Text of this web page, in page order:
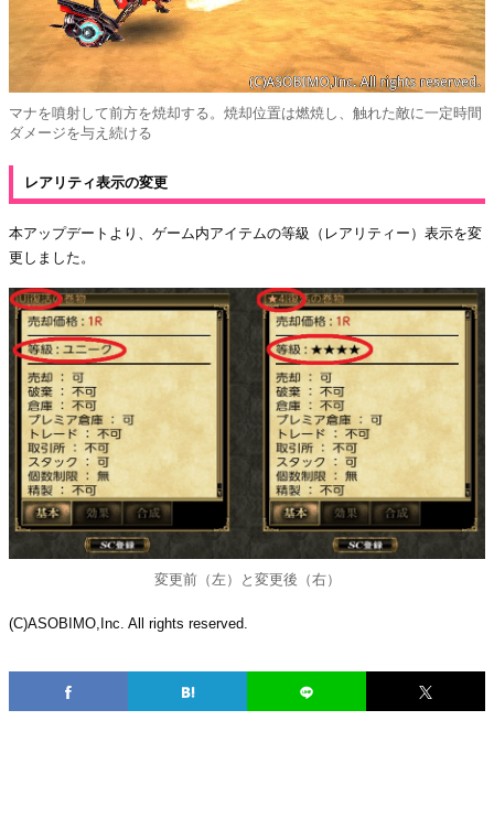
マナを噴射して前方を焼却する。焼却位置は燃焼し、触れた敵に一定時間
ダメージを与え続ける
レアリティ表示の変更
本アップデートより、ゲーム内アイテムの等級（レアリティー）表示を変
更しました。
変更前（左）と変更後（右）
(C)ASOBIMO,Inc. All rights reserved.